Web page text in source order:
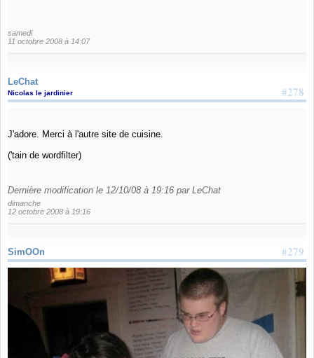
samedi
11 octobre 2008 à 14:07
LeChat
#278
Nicolas le jardinier
J'adore. Merci à l'autre site de cuisine.
('tain de wordfilter)
Dernière modification le 12/10/08 à 19:16 par LeChat
dimanche
12 octobre 2008 à 19:16
#279
SimOOn